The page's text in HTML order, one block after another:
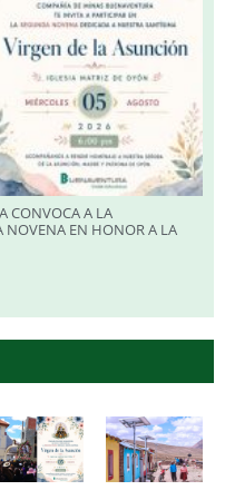
CONVOCA A LA
NOVENA EN HONOR A LA